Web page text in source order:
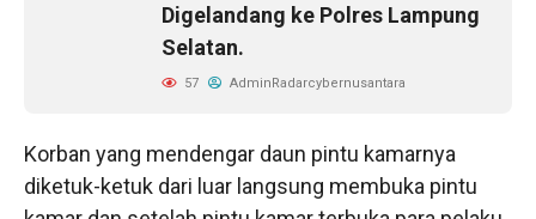
Digelandang ke Polres Lampung
Selatan.
57 AdminRadarcybernusantara
Korban yang mendengar daun pintu kamarnya
diketuk-ketuk dari luar langsung membuka pintu